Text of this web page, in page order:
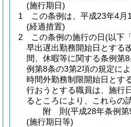
(施行期日)
1
この条例は、平成23年4月
(経過措置)
2
この条例の施行の日(以下
早出遅出勤務開始日とする
間、休暇等に関する条例第
例第8条の3第2項の規定に
時間外勤務制限開始日とす
行おうとする職員は、施行
るところにより、これらの
附 則(平成28年条例
(施行期日等)